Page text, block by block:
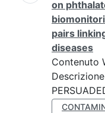
on
pairs
diseases
Contenuto